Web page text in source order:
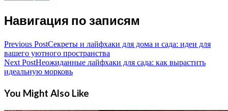
Навигация по записям
Previous PostСекреты и лайфхаки для дома и сада: идеи для
вашего уютного пространства
Next PostНеожиданные лайфхаки для сада: как вырастить
идеальную морковь
You Might Also Like